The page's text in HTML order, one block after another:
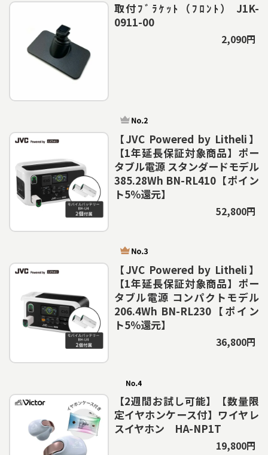
取付ﾌﾞﾗｹｯﾄ（ﾌﾛﾝﾄ） J1K-
0911-00
2,090円
【JVC Powered by Litheli】
【1年延長保証対象商品】ポー
タブル電源 スタンダードモデル
385.28Wh BN-RL410【ポイン
ト5％還元】
52,800円
【JVC Powered by Litheli】
【1年延長保証対象商品】ポー
タブル電源 コンパクトモデル
206.4Wh BN-RL230【ポイン
ト5％還元】
36,800円
【2週間お試し可能】【数量限
定イヤホンケース付】ワイヤレ
スイヤホン HA-NP1T
19,800円